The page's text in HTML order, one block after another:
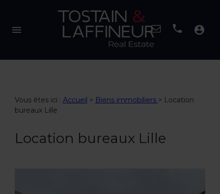
menu account_circle
Vous êtes ici : Accueil > Biens immobiliers > Location
bureaux Lille
Location bureaux Lille